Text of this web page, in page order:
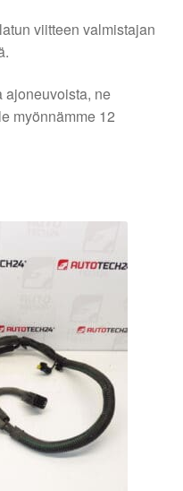
viitteen valmistajan
ajoneuvoista, ne
myönnämme 12